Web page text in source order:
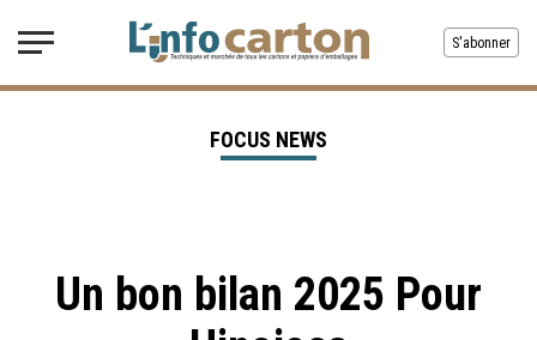
S'abonner
Un bon bilan 2025 Pour
FOCUS NEWS